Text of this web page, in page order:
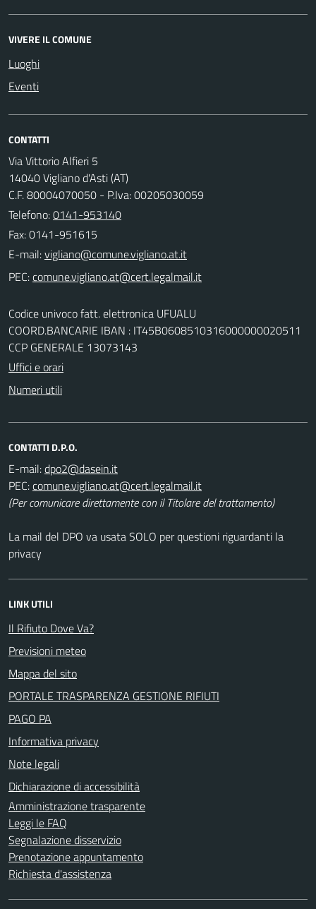
VIVERE IL COMUNE
Luoghi
Eventi
CONTATTI
Via Vittorio Alfieri 5
14040 Vigliano d'Asti (AT)
C.F. 80004070050 - P.Iva: 00205030059
Telefono:0141-953140
Fax: 0141-951615
E-mail:
PEC:
Codice univoco fatt. elettronica UFUALU
COORD.BANCARIE IBAN : IT45B0608510316000000020511
CCP GENERALE 13073143
Uffici e orari
Numeri utili
CONTATTI D.P.O.
E-mail:
PEC:
(Per comunicare direttamente con il Titolare del trattamento)
La mail del DPO va usata SOLO per questioni riguardanti la
privacy
LINK UTILI
Il Rifiuto Dove Va?
Previsioni meteo
Mappa del sito
PORTALE TRASPARENZA GESTIONE RIFIUTI
PAGO PA
Informativa privacy
Note legali
Dichiarazione di accessibilità
Amministrazione trasparente
Leggi le FAQ
Segnalazione disservizio
Prenotazione appuntamento
Richiesta d'assistenza